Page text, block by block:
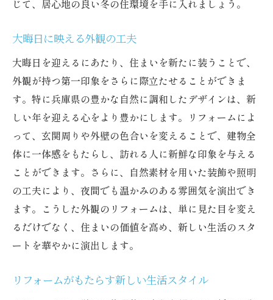
じて、居心地の良い冬の住環境を手に入れましょう。
大晦日に映える外観の工夫
大晦日を迎えるにあたり、住まいを新たに装うことで、
外観が持つ第一印象をさらに際立たせることができま
す。特に兵庫県の豊かな自然に調和したデザインは、新
しい年を迎える心をより豊かにします。リフォームによ
って、玄関周りや外壁の色合いを変えることで、建物全
体に一体感をもたらし、訪れる人に新鮮な印象を与える
ことができます。さらに、自然素材を用いた装飾や照明
の工夫により、夜間でも温かみのある雰囲気を演出でき
ます。こうした外観のリフォームは、単に見た目を変え
るだけでなく、住まいの価値を高め、新しい生活のスタ
ートを華やかに演出します。
リフォームがもたらす新しい生活スタイル